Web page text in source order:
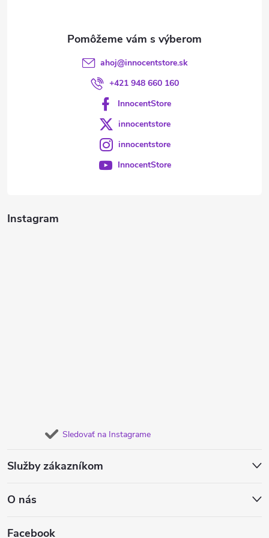
Instagram
Sledovať na Instagrame
Služby zákazníkom
O nás
Facebook
ahoj@innocentstore.sk
+421 948 660 160
InnocentStore
innocentstore
innocentstore
InnocentStore